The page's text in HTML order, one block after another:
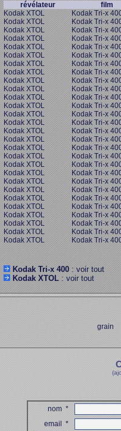
révélateur
film
Kodak XTOL
Kodak Tri-x
Kodak XTOL
Kodak Tri-x
Kodak XTOL
Kodak Tri-x
Kodak XTOL
Kodak Tri-x
Kodak XTOL
Kodak Tri-x
Kodak XTOL
Kodak Tri-x
Kodak XTOL
Kodak Tri-x
Kodak XTOL
Kodak Tri-x
Kodak XTOL
Kodak Tri-x
Kodak XTOL
Kodak Tri-x
Kodak XTOL
Kodak Tri-x
Kodak XTOL
Kodak Tri-x
Kodak XTOL
Kodak Tri-x
Kodak XTOL
Kodak Tri-x
Kodak XTOL
Kodak Tri-x
Kodak XTOL
Kodak Tri-x
Kodak XTOL
Kodak Tri-x
Kodak XTOL
Kodak Tri-x
Kodak XTOL
Kodak Tri-x
Kodak XTOL
Kodak Tri-x
Kodak XTOL
Kodak Tri-x
Kodak XTOL
Kodak Tri-x
Kodak XTOL
Kodak Tri-x
Kodak XTOL
Kodak Tri-x
Kodak XTOL
Kodak Tri-x
Kodak XTOL
Kodak Tri-x
Kodak XTOL
Kodak Tri-x
Kodak XTOL
Kodak Tri-x
Kodak Tri-x 400: voir tout
Kodak XTOL: voir tout
grain
nom*
email*